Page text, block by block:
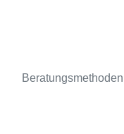
Beratungsmethoden